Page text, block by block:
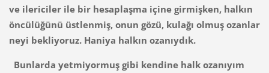
ve ilericiler ile bir hesaplaşma içine girmişken, halkın
öncülüğünü üstlenmiş, onun gözü, kulağı olmuş ozanlar
neyi bekliyoruz. Haniya halkın ozanıydık.
Bunlarda yetmiyormuş gibi kendine halk ozanıyım